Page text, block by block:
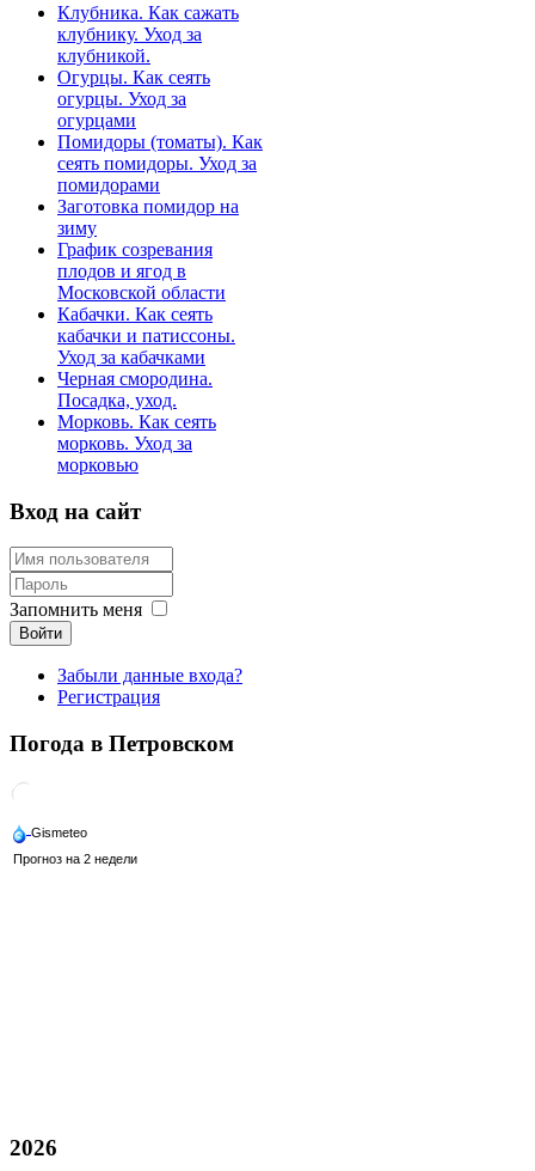
Клубника. Как сажать
клубнику. Уход за
клубникой.
Огурцы. Как сеять
огурцы. Уход за
огурцами
Помидоры (томаты). Как
сеять помидоры. Уход за
помидорами
Заготовка помидор на
зиму
График созревания
плодов и ягод в
Московской области
Кабачки. Как сеять
кабачки и патиссоны.
Уход за кабачками
Черная смородина.
Посадка, уход.
Морковь. Как сеять
морковь. Уход за
морковью
Вход на сайт
Запомнить меня
Войти
Забыли данные входа?
Регистрация
Погода в Петровском
2026